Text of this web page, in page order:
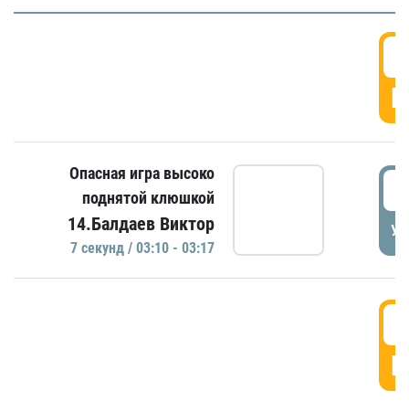
Опасная игра высоко
поднятой клюшкой
14.Балдаев Виктор
7 секунд / 03:10 - 03:17